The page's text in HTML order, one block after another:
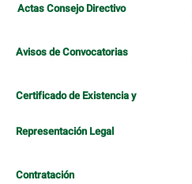
Actas Consejo Directivo
Avisos de Convocatorias
Certificado de Existencia y
Representación Legal
Contratación